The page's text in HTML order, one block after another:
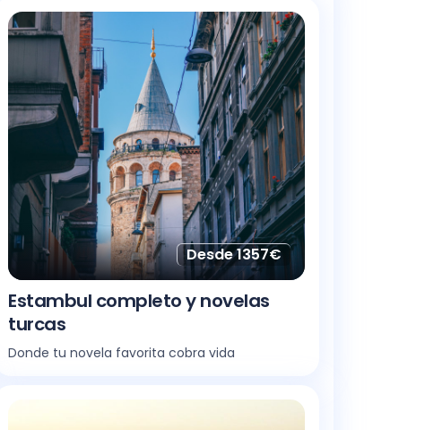
Desde 1357€
Estambul completo y novelas
turcas
Donde tu novela favorita cobra vida